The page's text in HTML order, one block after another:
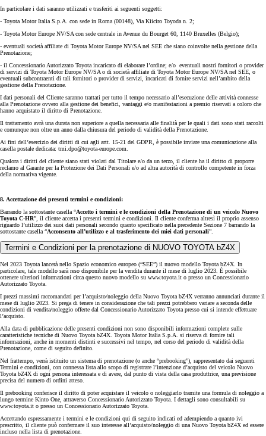
In particolare i dati saranno utilizzati e trasferiti ai seguenti soggetti:
- Toyota Motor Italia S.p.A. con sede in Roma (00148), Via Kiiciro Toyoda n. 2;
- Toyota Motor Europe NV/SA con sede centrale in Avenue du Bourget 60, 1140 Bruxelles (Belgio);
- eventuali società affiliate di Toyota Motor Europe NV/SA nel SEE che siano coinvolte nella gestione della
Prenotazione;
- il Concessionario Autorizzato Toyota incaricato di elaborare l’ordine; e/o eventuali nostri fornitori o provider
di servizi di Toyota Motor Europe NV/SA o di società affiliate di Toyota Motor Europe NV/SA nel SEE, o
eventuali subcontraenti di tali fornitori o provider di servizi, incaricati di fornire servizi nell’ambito della
gestione della Prenotazione.
I dati personali del Cliente saranno trattati per tutto il tempo necessario all’esecuzione delle attività connesse
alla Prenotazione ovvero alla gestione dei benefici, vantaggi e/o manifestazioni a premio riservati a coloro che
hanno acquistato il diritto di Prenotazione.
Il trattamento avrà una durata non superiore a quella necessaria alle finalità per le quali i dati sono stati raccolti
e comunque non oltre un anno dalla chiusura del periodo di validità della Prenotazione.
Ai fini dell’esercizio dei diritti di cui agli artt. 15-21 del GDPR, è possibile inviare una comunicazione alla
casella postale dedicata: tmi.dpo@toyota-europe.com.
Qualora i diritti del cliente siano stati violati dal Titolare e/o da un terzo, il cliente ha il diritto di proporre
reclamo al Garante per la Protezione dei Dati Personali e/o ad altra autorità di controllo competente in forza
della normativa vigente.
8. Accettazione dei presenti termini e condizioni:
Barrando la sottostante casella “Accetto i termini e le condizioni della Prenotazione di un veicolo Nuovo
Toyota C-HR”, il cliente accetta i presenti termini e condizioni. Il cliente conferma altresì il proprio assenso
riguardo l’utilizzo dei suoi dati personali secondo quanto specificato nella precedente Sezione 7 barrando la
sottostante casella “Acconsento all’utilizzo e al trasferimento dei miei dati personali”.
Termini e Condizioni per la prenotazione di NUOVO TOYOTA bZ4X
Nel 2023 Toyota lancerà nello Spazio economico europeo (“SEE”) il nuovo modello Toyota bZ4X. In
particolare, tale modello sarà reso disponibile per la vendita durante il mese di luglio 2023. È possibile
ottenere ulteriori informazioni circa questo nuovo modello su www.toyota.it o presso un Concessionario
Autorizzato Toyota.
I prezzi massimi raccomandati per l’acquisto/noleggio della Nuovo Toyota bZ4X verranno annunciati durante il
mese di luglio 2023. Si prega di tenere in considerazione che tali prezzi potrebbero variare a seconda delle
condizioni di vendita/noleggio offerte dal Concessionario Autorizzato Toyota presso cui si intende effettuare
l’acquisto.
Alla data di pubblicazione delle presenti condizioni non sono disponibili informazioni complete sulle
caratteristiche tecniche di Nuovo Toyota bZ4X. Toyota Motor Italia S.p.A. si riserva di fornire tali
informazioni, anche in momenti distinti e successivi nel tempo, nel corso del periodo di validità della
Prenotazione, come di seguito definito.
Nel frattempo, verrà istituito un sistema di prenotazione (o anche “prebooking”), rappresentato dai seguenti
Termini e condizioni, con connessa lista allo scopo di registrare l’intenzione d’acquisto del veicolo Nuovo
Toyota bZ4X di ogni persona interessata e di avere, dal punto di vista della casa produttrice, una previsione
precisa del numero di ordini atteso.
Il prebooking conferisce il diritto di poter acquistare il veicolo o noleggiarlo tramite una formula di noleggio a
lungo termine Kinto One, attraverso Concessionario Autorizzato Toyota. I dettagli sono consultabili su
www.toyota.it o presso un Concessionario Autorizzato Toyota.
Accettando espressamente i termini e le condizioni qui di seguito indicati ed adempiendo a quanto ivi
prescritto, il cliente può confermare il suo interesse all’acquisto/noleggio di una Nuovo Toyota bZ4X ed essere
incluso nella lista di prenotazione.